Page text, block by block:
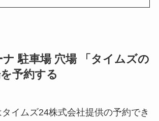
ナ 駐車場 穴場 「タイムズの
予約する
タイムズ24株式会社提供の予約でき